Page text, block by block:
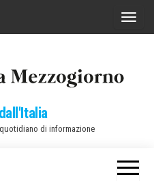
C
a
di informazione